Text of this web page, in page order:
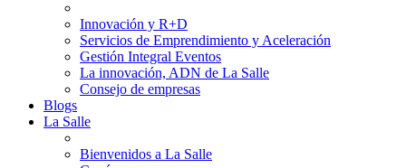
Innovación y R+D
Servicios de Emprendimiento y Aceleración
Gestión Integral Eventos
La innovación, ADN de La Salle
Consejo de empresas
Blogs
La Salle
Bienvenidos a La Salle